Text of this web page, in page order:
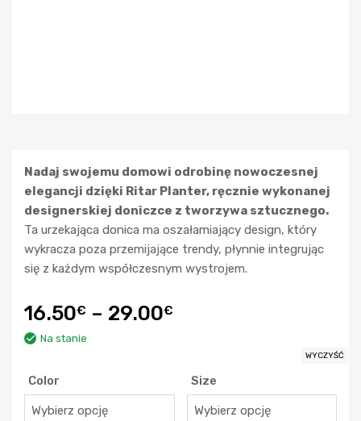
Nadaj swojemu domowi odrobinę nowoczesnej
elegancji dzięki Ritar Planter, ręcznie wykonanej
designerskiej doniczce z tworzywa sztucznego.
Ta urzekająca donica ma oszałamiający design, który
wykracza poza przemijające trendy, płynnie integrując
się z każdym współczesnym wystrojem.
16.50€ – 29.00€
Na stanie
Color Size
WYCZYŚĆ